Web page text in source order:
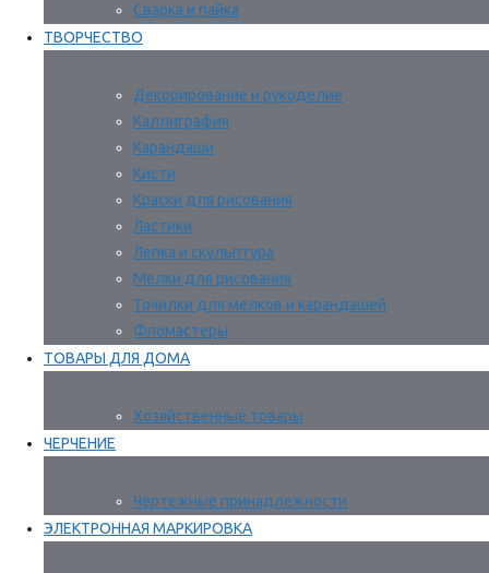
Сварка и пайка
ТВОРЧЕСТВО
Декорирование и рукоделие
Каллиграфия
Карандаши
Кисти
Краски для рисования
Ластики
Лепка и скульптура
Мелки для рисования
Точилки для мелков и карандашей
Фломастеры
ТОВАРЫ ДЛЯ ДОМА
Хозяйственные товары
ЧЕРЧЕНИЕ
Чертежные принадлежности
ЭЛЕКТРОННАЯ МАРКИРОВКА